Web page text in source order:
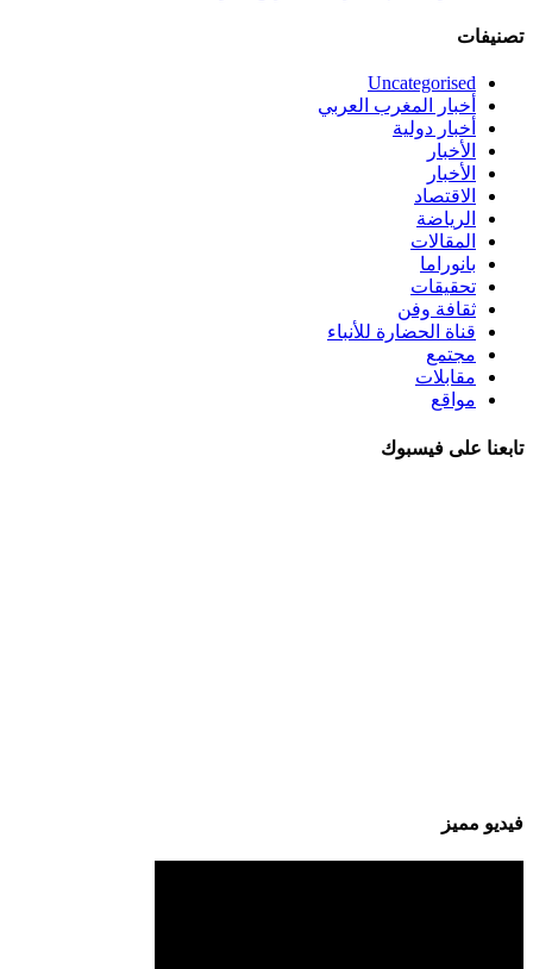
تصنيفات
Uncategorised
أخبار المغرب العربي
أخبار دولية
الأخبار
الأخبار
الاقتصاد
الرياضة
المقالات
بانوراما
تحقيقات
ثقافة وفن
قناة الحضارة للأنباء
مجتمع
مقابلات
مواقع
تابعنا على فيسبوك
فيديو مميز